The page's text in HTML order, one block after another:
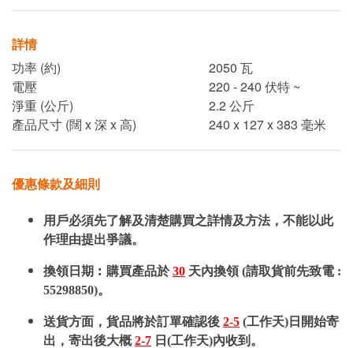
詳情
功率 (約)
2050 瓦
電壓
220 - 240 伏特 ~
淨重 (公斤)
2.2 公斤
產品尺寸 (闊 x 深 x 高)
240 x 127 x 383 毫米
優惠條款及細則
用戶必須先了解及清楚購買之詳情及方法，不能以此
作理由提出爭議。
換領日期︰購買產品於30 天內換領 (請取貨前先致電 :
55298850)。
送貨方面，貨品將於訂單確認後 2-5 (工作天)日開始寄
出，寄出後大概2-7 日(工作天)內收到。